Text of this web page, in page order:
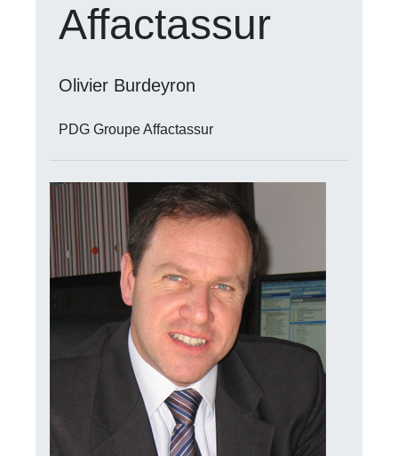
Affactassur
Olivier Burdeyron
PDG Groupe Affactassur